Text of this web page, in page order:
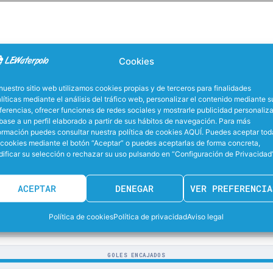
Cookies
sitio web utilizamos cookies propias y de terceros para finalidades
mediante el análisis del tráfico web, personalizar el contenido mediante
ofrecer funciones de redes sociales y mostrarle publicidad
a un perfil elaborado a partir de sus hábitos de navegación. Para más
puedes consultar nuestra política de cookies AQUÍ. Puedes aceptar
mediante el botón “Aceptar” o puedes aceptarlas de forma concreta,
su selección o rechazar su uso pulsando en “Configuración de
ACEPTAR DENEGAR VER
Política de cookiesPolítica de privacidadAviso legal
PARTIDOS JUGADOS
PARTIDOS GANADOS
GANADOS FUERA
GOLES MARCADOS
GOLES FUERA
GOLES ENCAJADOS